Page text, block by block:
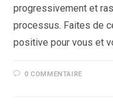
progressivement et
processus. Faites de
positive pour vous et
0 COMMENTAIRE